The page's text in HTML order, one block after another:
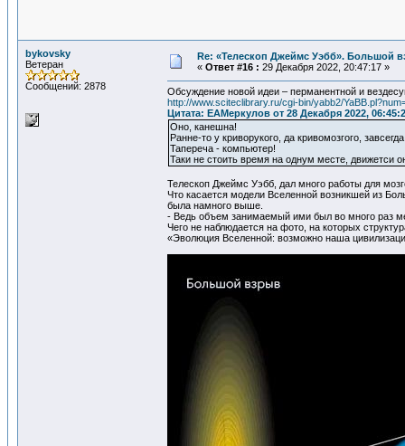
bykovsky
Ветеран
Сообщений: 2878
Re: «Телескоп Джеймс Уэбб». Большой
« Ответ #16 : 29 Декабря 2022, 20:47:17 »
Обсуждение новой идеи – перманентной и
http://www.sciteclibrary.ru/cgi-bin/yabb2/
Цитата: ЕАМеркулов от 28 Декабря 2022,
Оно, канешна!
Ранне-то у криворукого, да кривомозгого,
Тапереча - компьютер!
Таки не стоить время на однум месте, движетси
Телескоп Джеймс Уэбб, дал много работы для
Что касается модели Вселенной возникшей из
была намного выше.
- Ведь объем занимаемый ими был во много раз
Чего не наблюдается на фото, на которых
«Эволюция Вселенной: возможно наша